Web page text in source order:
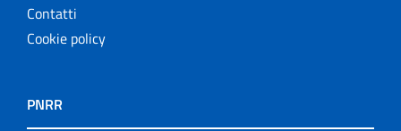
Contatti
Cookie policy
PNRR